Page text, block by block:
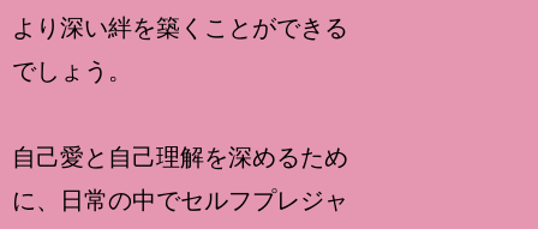
より深い絆を築くことができる
でしょう。
自己愛と自己理解を深めるため
に、日常の中でセルフプレジャ